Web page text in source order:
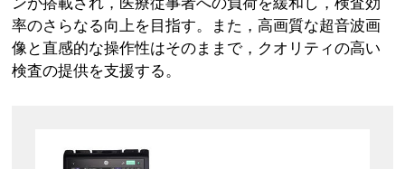
率のさらなる向上を目指す。また，高画質な超音波画
像と直感的な操作性はそのままで，クオリティの高い
検査の提供を支援する。